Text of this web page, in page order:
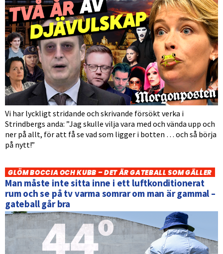
Vi har lyckligt stridande och skrivande försökt verka i
Strindbergs anda: ”Jag skulle vilja vara med och vända upp och
ner på allt, för att få se vad som ligger i botten … och så börja
på nytt!”
GLÖM BOCCIA OCH KUBB – DET ÄR GATEBALL SOM GÄLLER
Man måste inte sitta inne i ett luftkonditionerat
rum och se på tv varma somrar om man är gammal –
gateball går bra